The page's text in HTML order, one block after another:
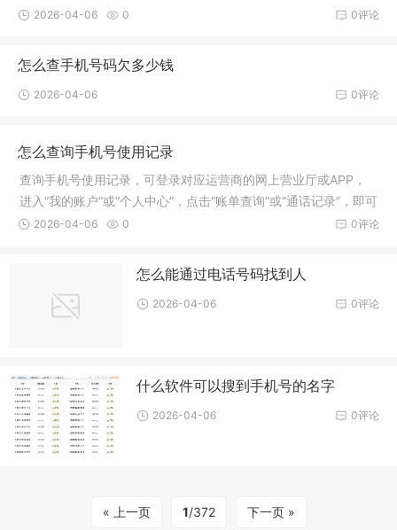
实时更新，是快速获取电话号码的有效途径。
0评论
2026-04-06 0
怎么查手机号码欠多少钱
0评论
2026-04-06
怎么查询手机号使用记录
查询手机号使用记录，可登录对应运营商的网上营业厅或APP，
进入“我的账户”或“个人中心”，点击“账单查询”或“通话记录”，即可
查看手机号的通话、短信、流量等使用记录。
0评论
2026-04-06 0
怎么能通过电话号码找到人
0评论
2026-04-06
什么软件可以搜到手机号的名字
0评论
2026-04-06
« 上一页 1/372 下一页 »